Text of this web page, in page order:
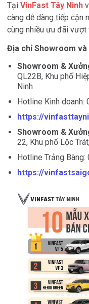
TạiVinFast Tây Ninh
càng dễ dàng tiếp cận
cùng nhiều ưu đãi vượt
Địa chỉ Showroom và
Showroom &
QL22B, Khu phố
Ninh
Hotline Kinh doanh:
https://
Showroom &
22, Khu phố Lộc
Hotline Trảng
https://